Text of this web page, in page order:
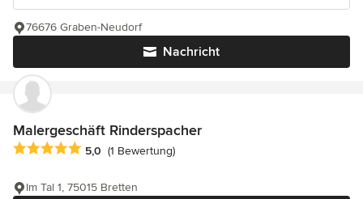
Nachricht
76676 Graben-Neudorf
Malergeschäft Rinderspacher
Durchschnittliche Bewertung: 5 von 5 Sternen
5,0 (1 Bewertung)
Im Tal 1, 75015 Bretten